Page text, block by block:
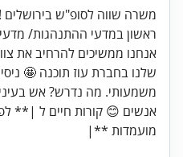
משרה שווה לסופ"ש בירושלים
ראשון במדעי ההתנהגות/
אנחנו ממשיכים להרחיב את
שלנו בחברת עוז תוכנה 🤩
משמעותי. מה נדרש? אש
אנשים 😊 קורות חיים ל |**
מועמדות **|